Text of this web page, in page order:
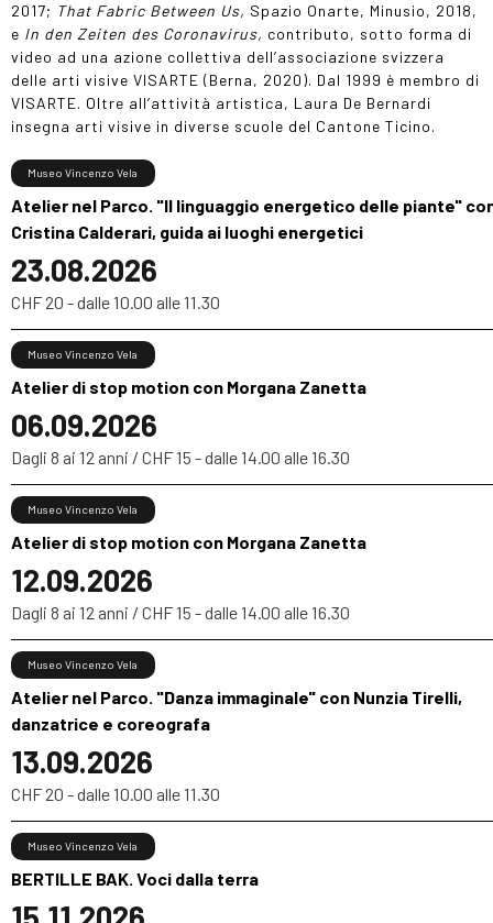
2017; That Fabric Between Us, Spazio Onarte, Minusio, 2018,
e In den Zeiten des Coronavirus, contributo, sotto forma di
video ad una azione collettiva dell’associazione svizzera
delle arti visive VISARTE (Berna, 2020). Dal 1999 è membro di
VISARTE. Oltre all’attività artistica, Laura De Bernardi
insegna arti visive in diverse scuole del Cantone Ticino.
Atelier nel Parco. "Il linguaggio energetico delle piante"
Cristina Calderari, guida ai luoghi energetici
23.08.2026
Museo Vincenzo Vela
CHF 20 - dalle 10.00 alle 11.30
Atelier di stop motion con Morgana Zanetta
06.09.2026
Museo Vincenzo Vela
Dagli 8 ai 12 anni / CHF 15 - dalle 14.00 alle 16.30
Atelier di stop motion con Morgana Zanetta
12.09.2026
Museo Vincenzo Vela
Dagli 8 ai 12 anni / CHF 15 - dalle 14.00 alle 16.30
Atelier nel Parco. "Danza immaginale" con Nunzia Tirelli,
danzatrice e coreografa
13.09.2026
Museo Vincenzo Vela
CHF 20 - dalle 10.00 alle 11.30
BERTILLE BAK. Voci dalla terra
Museo Vincenzo Vela